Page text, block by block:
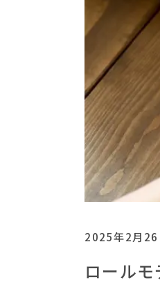
2025年2月26
ロール